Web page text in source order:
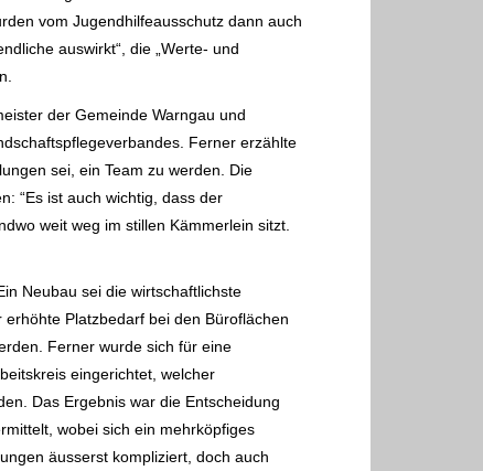
vom Jugendhilfeausschutz dann auch
auswirkt“, die „Werte- und
der Gemeinde Warngau und
Ferner erzählte
sei, ein Team zu werden. Die
“Es ist auch wichtig, dass der
weit weg im stillen Kämmerlein sitzt.
Neubau sei die wirtschaftlichste
Platzbedarf bei den Büroflächen
Ferner wurde sich für eine
eingerichtet, welcher
Das Ergebnis war die Entscheidung
wobei sich ein mehrköpfiges
äusserst kompliziert, doch auch